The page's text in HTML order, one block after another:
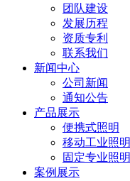
团队建设
发展历程
资质专利
联系我们
新闻中心
公司新闻
通知公告
产品展示
便携式照明
移动工业照明
固定专业照明
案例展示